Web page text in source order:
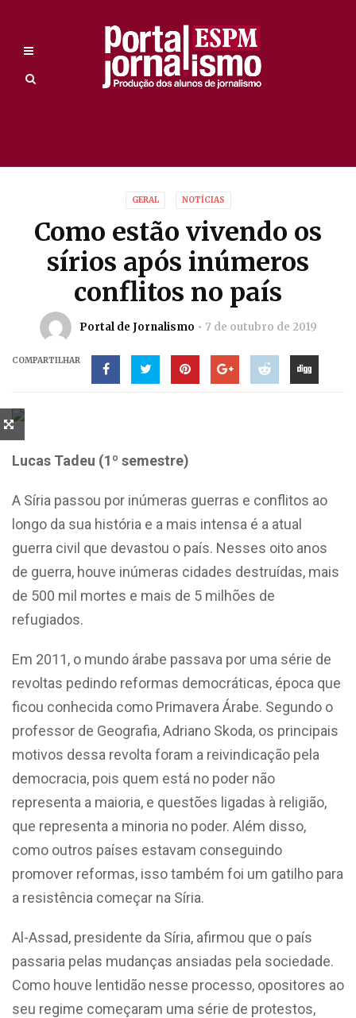
GERAL NOTÍCIAS
Como estão vivendo os
sírios após inúmeros
conflitos no país
Portal de Jornalismo 7 de outubro de 2019
COMPARTILHAR
Lucas Tadeu (1º semestre)
A Síria passou por inúmeras guerras e conflitos ao
longo da sua história e a mais intensa é a atual
guerra civil que devastou o país. Nesses oito anos
de guerra, houve inúmeras cidades destruídas, mais
de 500 mil mortes e mais de 5 milhões de
refugiados.
Em 2011, o mundo árabe passava por uma série de
revoltas pedindo reformas democráticas, época que
ficou conhecida como Primavera Árabe. Segundo o
professor de Geografia, Adriano Skoda, os principais
motivos dessa revolta foram a reivindicação pela
democracia, pois quem está no poder não
representa a maioria, e questões ligadas à religião,
que representa a minoria no poder. Além disso,
como outros países estavam conseguindo
promover reformas, isso também foi um gatilho para
a resistência começar na Síria.
Al-Assad, presidente da Síria, afirmou que o país
passaria pelas mudanças ansiadas pela sociedade.
Como houve lentidão nesse processo, opositores ao
seu regime começaram uma série de protestos,